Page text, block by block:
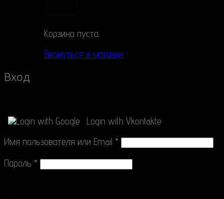
Корзина пуста.
Вернуться в магазин
Вход
Login with Google
Login with Vkontakte
Имя пользователя или Email *
Пароль *